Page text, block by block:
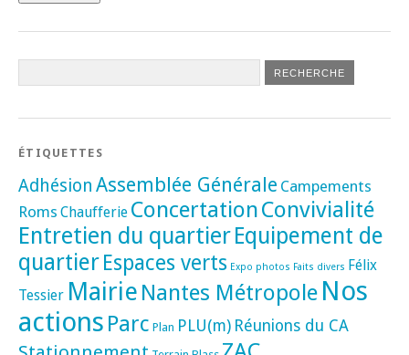
ÉTIQUETTES
Adhésion Assemblée Générale Campements
Roms Chaufferie ConcertationConvivialité
Entretien du quartierEquipement de
quartierEspaces verts Expo photos Faits divers Félix
Tessier Mairie Nantes Métropole Nos
actions Parc Plan PLU(m) Réunions du CA